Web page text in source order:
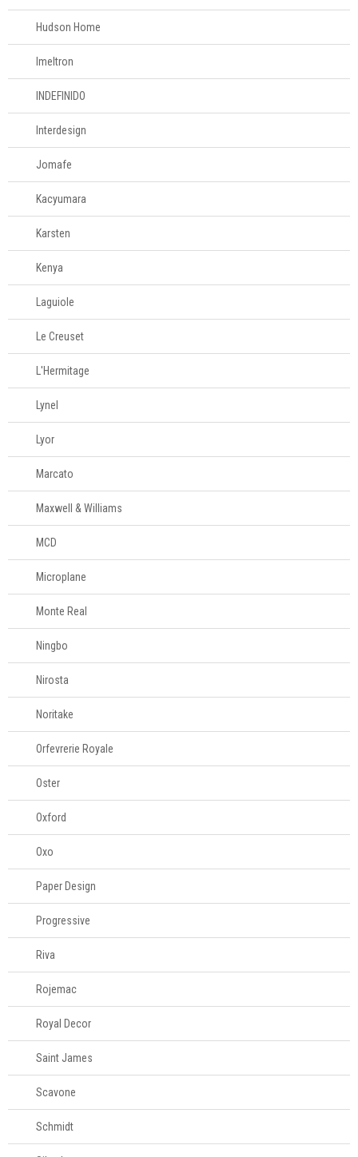
Hudson Home
Imeltron
INDEFINIDO
Interdesign
Jomafe
Kacyumara
Karsten
Kenya
Laguiole
Le Creuset
L'Hermitage
Lynel
Lyor
Marcato
Maxwell & Williams
MCD
Microplane
Monte Real
Ningbo
Nirosta
Noritake
Orfevrerie Royale
Oster
Oxford
Oxo
Paper Design
Progressive
Riva
Rojemac
Royal Decor
Saint James
Scavone
Schmidt